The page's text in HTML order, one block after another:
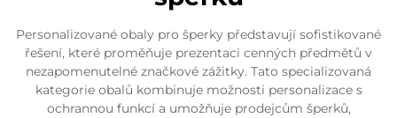
Personalizované obaly pro šperky představují sofistikované
řešení, které proměňuje prezentaci cenných předmětů v
nezapomenutelné značkové zážitky. Tato specializovaná
kategorie obalů kombinuje možnosti personalizace s
ochrannou funkcí a umožňuje prodejcům šperků,